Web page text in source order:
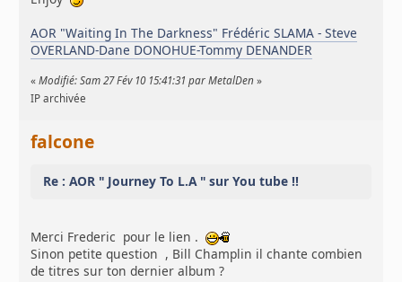
AOR "Waiting In The Darkness" Frédéric SLAMA - Steve
OVERLAND-Dane DONOHUE-Tommy DENANDER
«Modifié: Sam 27 Fév 10 15:41:31 par MetalDen »
IP archivée
falcone
Re : AOR " Journey To L.A " sur You tube !!
Merci Frederic pour le lien .
Sinon petite question , Bill Champlin il chante combien
de titres sur ton dernier album ?